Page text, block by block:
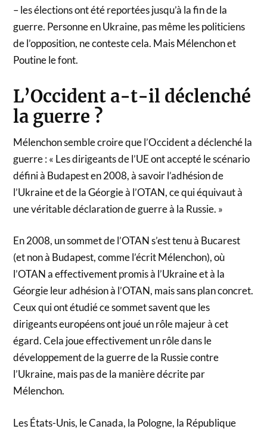
– les élections ont été reportées jusqu’à la fin de la
guerre. Personne en Ukraine, pas même les politiciens
de l’opposition, ne conteste cela. Mais Mélenchon et
Poutine le font.
L’Occident a-t-il déclenché
la guerre ?
Mélenchon semble croire que l’Occident a déclenché la
guerre : « Les dirigeants de l’UE ont accepté le scénario
défini à Budapest en 2008, à savoir l’adhésion de
l’Ukraine et de la Géorgie à l’OTAN, ce qui équivaut à
une véritable déclaration de guerre à la Russie. »
En 2008, un sommet de l’OTAN s’est tenu à Bucarest
(et non à Budapest, comme l’écrit Mélenchon), où
l’OTAN a effectivement promis à l’Ukraine et à la
Géorgie leur adhésion à l’OTAN, mais sans plan concret.
Ceux qui ont étudié ce sommet savent que les
dirigeants européens ont joué un rôle majeur à cet
égard. Cela joue effectivement un rôle dans le
développement de la guerre de la Russie contre
l’Ukraine, mais pas de la manière décrite par
Mélenchon.
Les États-Unis, le Canada, la Pologne, la République